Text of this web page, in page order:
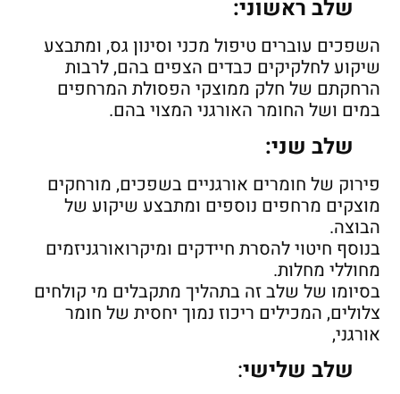
שלב ראשוני:
השפכים עוברים טיפול מכני וסינון גס, ומתבצע
שיקוע לחלקיקים כבדים הצפים בהם, לרבות
הרחקתם של חלק ממוצקי הפסולת המרחפים
במים ושל החומר האורגני המצוי בהם.
שלב שני:
פירוק של חומרים אורגניים בשפכים, מורחקים
מוצקים מרחפים נוספים ומתבצע שיקוע של
הבוצה.
בנוסף חיטוי להסרת חיידקים ומיקרואורגניזמים
מחוללי מחלות.
בסיומו של שלב זה בתהליך מתקבלים מי קולחים
צלולים, המכילים ריכוז נמוך יחסית של חומר
אורגני,
שלב שלישי: